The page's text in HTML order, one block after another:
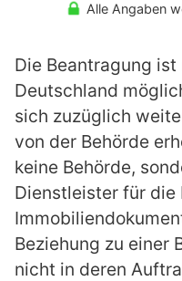
Alle Angaben
Die Beantragung
Deutschland
sich zuzüglich
von der Behörde
keine Behörde,
Dienstleister für die
Beziehung zu einer
nicht in deren